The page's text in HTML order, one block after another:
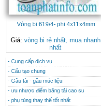
Vòng bi 619/4- phi 4x11x4mm
Giá: vòng bi rẻ nhất, mua nhanh
nhất
CONTACT
THÔNG TIN HỮU ÍCH
- Cung cấp dịch vụ
- Cấu tạo chung
- Gầu tải - gầu múc liệu
- ưu nhược điểm băng tải cao su
- phụ tùng thay thế tốt nhất